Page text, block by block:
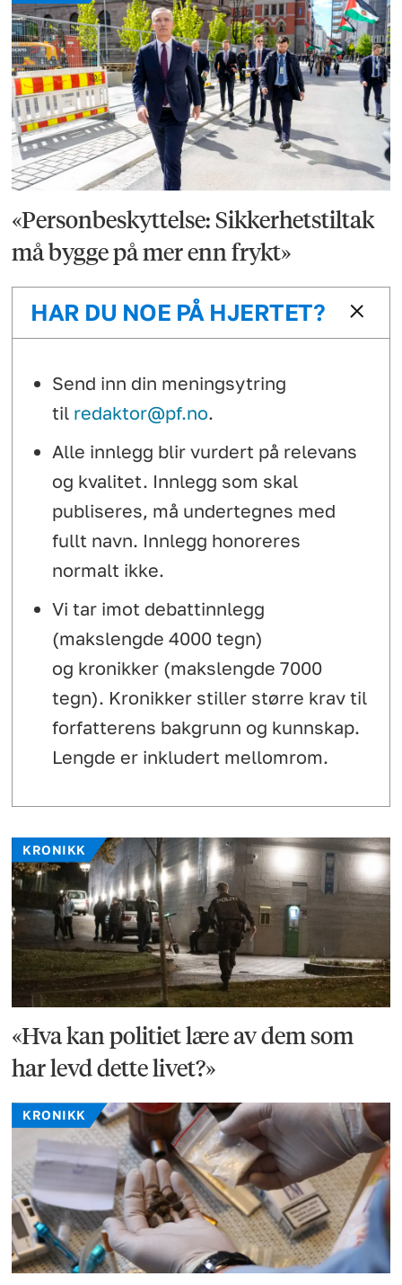
«Personbeskyttelse: Sikkerhetstiltak
må bygge på mer enn frykt»
HAR DU NOE PÅ HJERTET?
Send inn din meningsytring
til redaktor@pf.no.
Alle innlegg blir vurdert på relevans
og kvalitet. Innlegg som skal
publiseres, må undertegnes med
fullt navn. Innlegg honoreres
normalt ikke.
Vi tar imot debattinnlegg
(makslengde 4000 tegn)
og kronikker (makslengde 7000
tegn). Kronikker stiller større krav til
forfatterens bakgrunn og kunnskap.
Lengde er inkludert mellomrom.
KRONIKK
«Hva kan politiet lære av dem som
har levd dette livet?»
KRONIKK